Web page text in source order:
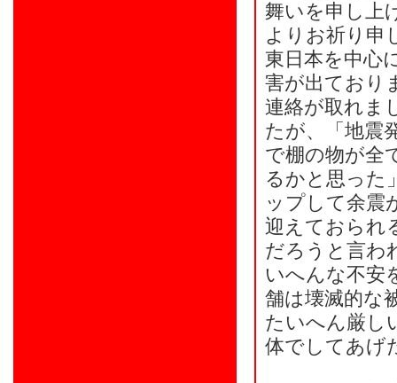
舞いを申し上
よりお祈り申
東日本を中心
害が出ており
連絡が取れま
たが、「地震
で棚の物が全
るかと思った
ップして余震
迎えておられ
だろうと言わ
いへんな不安
舗は壊滅的な
たいへん厳し
体でしてあげ